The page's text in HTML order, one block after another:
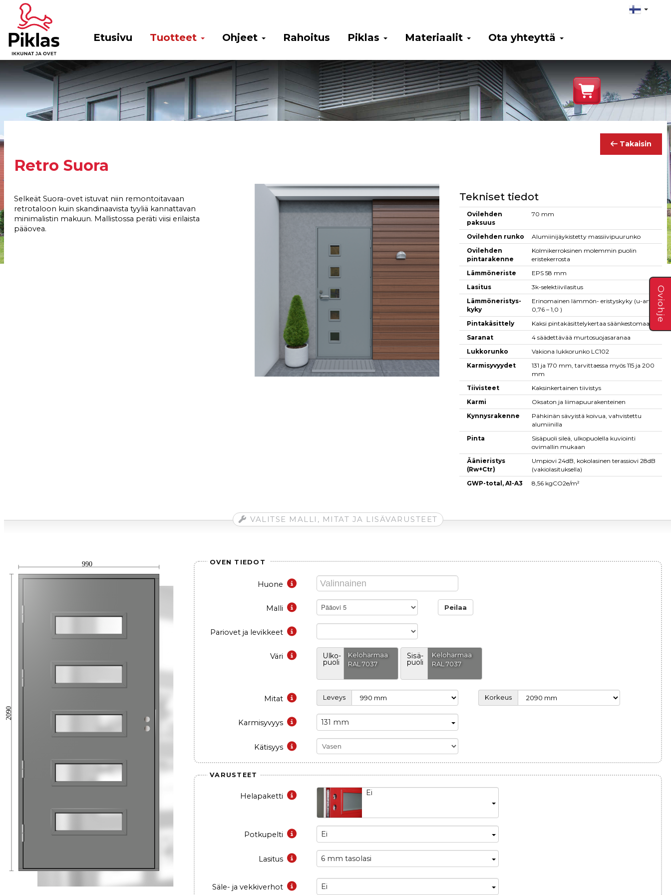
Etusivu Tuotteet Ohjeet Rahoitus Piklas Materiaalit Ota yhteyttä
Takaisin
Retro Suora
Selkeät Suora-ovet istuvat niin remontoitavaan
retrotaloon kuin skandinaavista tyyliä kannattavan
minimalistin makuun. Mallistossa peräti viisi erilaista
pääovea.
Tekniset tiedot
Ovilehden
paksuus
70 mm
Ovilehden runko
Alumiinijäykistetty massiivipuurunko
Ovilehden
pintarakenne
Kolmikerroksinen molemmin puolin
eristekerrosta
Lämmöneriste
EPS 58 mm
Lasitus
3k-selektiivilasitus
Lämmöneristys-
kyky
Erinomainen lämmön- eristyskyky (u-arvo
0,76 – 1,0 )
Pintakäsittely
Kaksi pintakäsittelykertaa säänkestomaalilla
Saranat
4 säädettävää murtosuojasaranaa
Lukkorunko
Vakiona lukkorunko LC102
Karmisyvyydet
131 ja 170 mm, tarvittaessa myös 115 ja 200
mm
Tiivisteet
Kaksinkertainen tiivistys
Karmi
Oksaton ja liimapuurakenteinen
Kynnysrakenne
Pähkinän sävyistä koivua, vahvistettu
alumiinilla
Pinta
Sisäpuoli sileä, ulkopuolella kuviointi
ovimallin mukaan
Äänieristys
(Rw+Ctr)
Umpiovi 24dB, kokolasinen terassiovi 28dB
(vakiolasituksella)
GWP-total, A1-A3
8,56 kgCO2e/m²
VALITSE MALLI, MITAT JA LISÄVARUSTEET
990
2090
OVEN TIEDOT
Huone
Malli Pääovi 5 Peilaa
Pariovet ja levikkeet
Väri
Ulko-
puoli
Keloharmaa
RAL 7037
Sisä-
puoli
Keloharmaa
RAL 7037
Mitat Leveys Korkeus
Karmisyvyys 131 mm
Kätisyys
VARUSTEET
Helapaketti Ei
Potkupelti Ei
Lasitus 6 mm tasolasi
Säle- ja vekkiverhot Ei
Oviohje